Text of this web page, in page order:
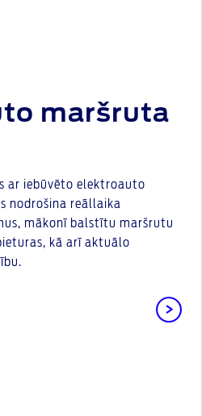
maršruta
ar iebūvēto elektroauto
nodrošina reāllaika
mākonī balstītu maršrutu
kā arī aktuālo